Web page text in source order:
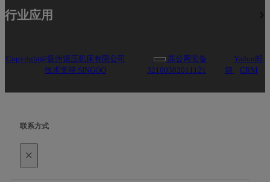
行业应用
Copyright@扬州锻压机床有限公司
技术支持 SINGOO
苏公网安备
32100302011121
Yadon邮
箱
CRM
联系方式
×